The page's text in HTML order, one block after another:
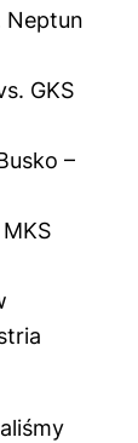
Neptun
GKS
–
MKS